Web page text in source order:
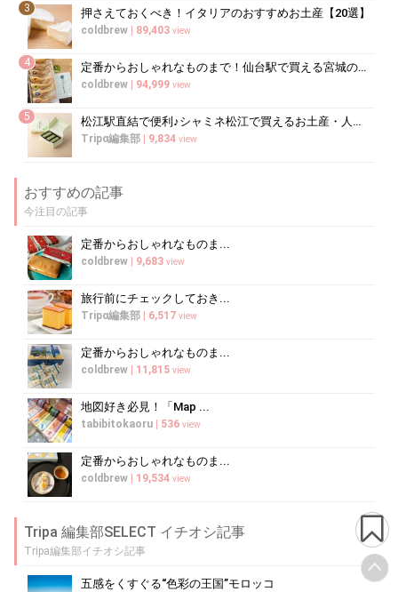
3 押さえておくべき！イタリアのおすすめお土産【20選】
coldbrew | 89,403 view
4 定番からおしゃれなものまで！仙台駅で買える宮城のお土産10選
coldbrew | 94,999 view
5 松江駅直結で便利♪シャミネ松江で買えるお土産・人気商品
Tripα編集部 | 9,834 view
おすすめの記事
今注目の記事
定番からおしゃれなものま...
coldbrew | 9,683 view
旅行前にチェックしておき...
Tripα編集部 | 6,517 view
定番からおしゃれなものま...
coldbrew | 11,815 view
地図好き必見！「Map ...
tabibitokaoru | 536 view
定番からおしゃれなものま...
coldbrew | 19,534 view
Tripa 編集部SELECT イチオシ記事
Tripa編集部イチオシ記事
五感をくすぐる“色彩の王国”モロッコ